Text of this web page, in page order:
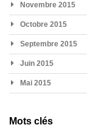
Novembre 2015
Octobre 2015
Septembre 2015
Juin 2015
Mai 2015
Mots clés